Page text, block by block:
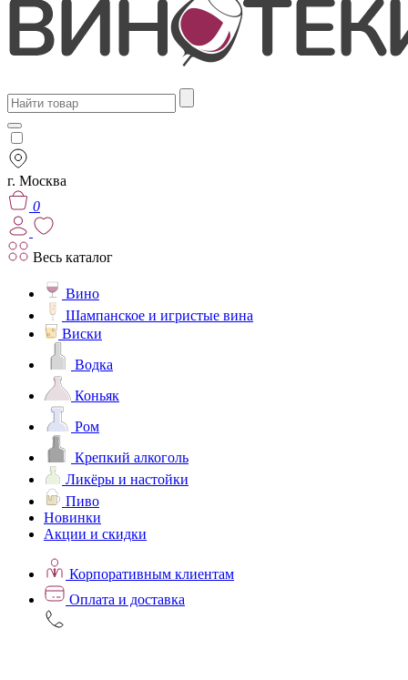
г. Москва
0
Весь каталог
Вино
Шампанское и игристые вина
Виски
Водка
Коньяк
Ром
Крепкий алкоголь
Ликёры и настойки
Пиво
Новинки
Акции и скидки
Корпоративным клиентам
Оплата и доставка